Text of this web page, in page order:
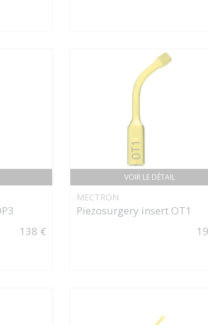
138 €
VOIR LE DÉTAIL
MECTRON
Piezosurgery insert OT1